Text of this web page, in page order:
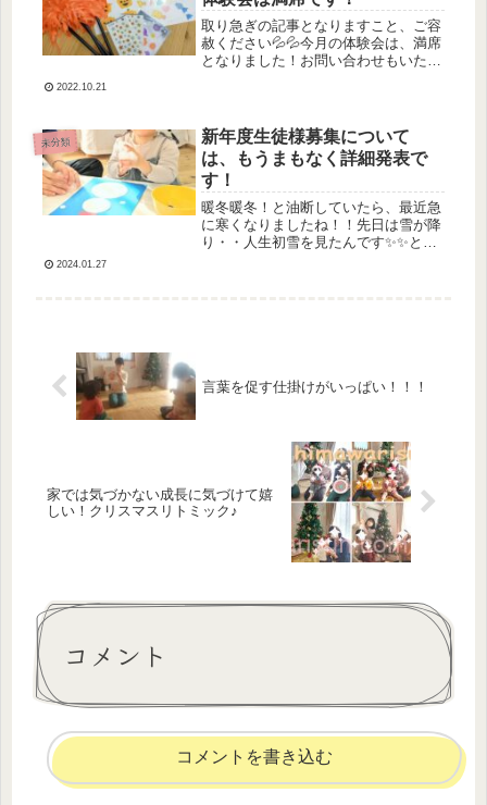
取り急ぎの記事となりますこと、ご容
赦ください💦💦今月の体験会は、満席
となりました！お問い合わせもいただ
ととてもとても嬉しいです♡お一人お
ひ...
2022.10.21
未分類
新年度生徒様募集について
は、もうまもなく詳細発表で
す！
暖冬暖冬！と油断していたら、最近急
に寒くなりましたね！！先日は雪が降
り・・人生初雪を見たんです✨✨とい
2024.01.27
言葉を促す仕掛けがいっぱい！！！
家では気づかない成長に気づけて嬉
しい！クリスマスリトミック♪
コメント
コメントを書き込む